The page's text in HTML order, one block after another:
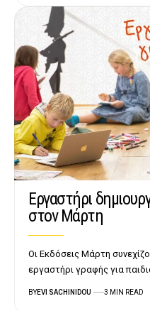
Εργαστήρι
στον Μάρτη
Οι Εκδόσεις Μάρτη
εργαστήρι γραφής για
BYEVI SACHINIDOU 3 MIN READ